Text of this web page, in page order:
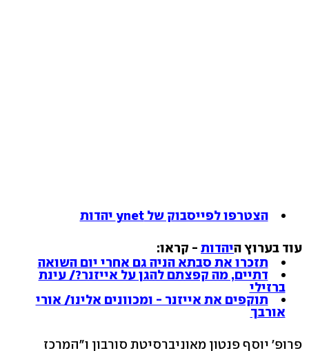
הצטרפו לפייסבוק של ynet יהדות
עוד בערוץ היהדות - קראו:
תזכרו את סבתא הניה גם אחרי יום השואה
דתיים, מה קפצתם להגן על אייזנר?/ עינת
ברזילי
תוקפים את אייזנר - ומכוונים אלינו/ אורי
אורבך
פרופ' יוסף פנטון מאוניברסיטת סורבון ו"המרכז